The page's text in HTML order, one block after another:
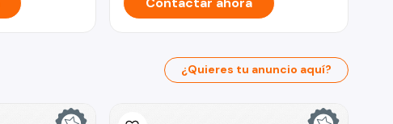
¿Quieres tu anuncio aquí?